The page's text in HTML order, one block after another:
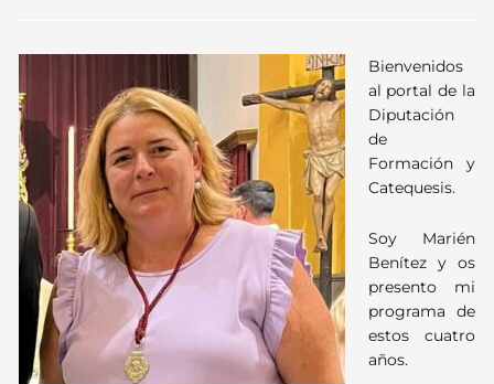
Bienvenidos
al portal de la
Diputación
de
Formación y
Catequesis.
Soy Marién
Benítez y os
presento mi
programa de
estos cuatro
años.